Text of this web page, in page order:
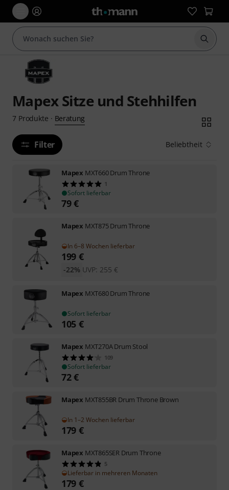
Suche
Mapex Sitze und Stehhilfen
7 Produkte · Beratung
Filter Beliebtheit
Mapex MXT660 Drum Throne
1
Sofort lieferbar
79€
Mapex MXT875 Drum Throne
In 6–8 Wochen lieferbar
199 €
UVP: 255 €
-22%
Mapex MXT680 Drum Throne
Sofort lieferbar
105 €
Mapex MXT270A Drum Stool
109
Sofort lieferbar
72€
Mapex MXT855BR Drum Throne Brown
In 1–2 Wochen lieferbar
179 €
Mapex MXT865SER Drum Throne
5
Lieferbar in mehreren Monaten
179 €